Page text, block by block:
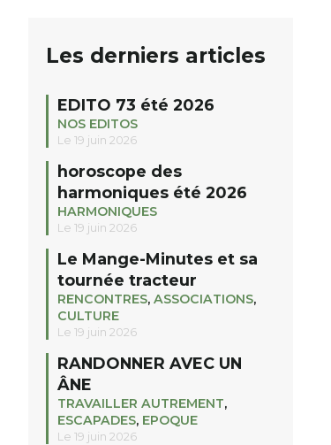
Les derniers articles
EDITO 73 été 2026
NOS EDITOS
Le 19 juin 2026
horoscope des
harmoniques été 2026
HARMONIQUES
Le 19 juin 2026
Le Mange-Minutes et sa
tournée tracteur
RENCONTRES, ASSOCIATIONS,
CULTURE
Le 19 juin 2026
RANDONNER AVEC UN
ÂNE
TRAVAILLER AUTREMENT,
ESCAPADES, EPOQUE
Le 19 juin 2026